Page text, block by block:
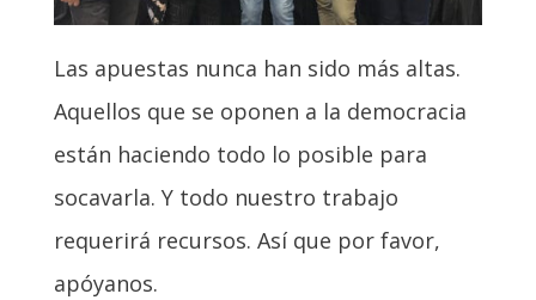
Las apuestas nunca han sido más altas.
Aquellos que se oponen a la democracia
están haciendo todo lo posible para
socavarla. Y todo nuestro trabajo
requerirá recursos. Así que por favor,
apóyanos.